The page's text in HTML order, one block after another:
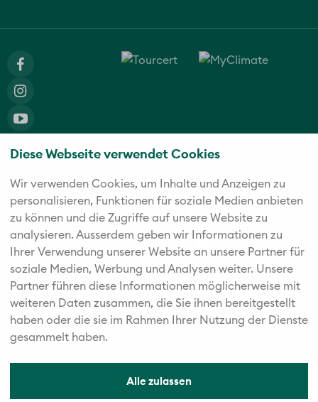
Diese Webseite verwendet Cookies
Wir verwenden Cookies, um Inhalte und Anzeigen zu
personalisieren, Funktionen für soziale Medien anbieten
zu können und die Zugriffe auf unsere Website zu
analysieren. Außerdem geben wir Informationen zu
Ihrer Verwendung unserer Website an unsere Partner für
soziale Medien, Werbung und Analysen weiter. Unsere
Partner führen diese Informationen möglicherweise mit
weiteren Daten zusammen, die Sie ihnen bereitgestellt
haben oder die sie im Rahmen Ihrer Nutzung der Dienste
gesammelt haben.
Alle zulassen
Die fünf starken Marken der Twerenbold Reisen Gruppe